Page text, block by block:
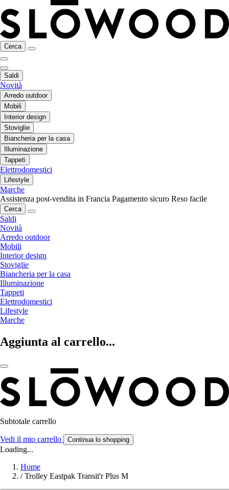
Cerca
Saldi
Novità
Arredo outdoor
Mobili
Interior design
Stoviglie
Biancheria per la casa
Illuminazione
Tappeti
Elettrodomestici
Lifestyle
Marche
Assistenza post-vendita in Francia Pagamento sicuro Reso facile
Cerca
Saldi
Novità
Arredo outdoor
Mobili
Interior design
Stoviglie
Biancheria per la casa
Illuminazione
Tappeti
Elettrodomestici
Lifestyle
Marche
Aggiunta al carrello...
Subtotale carrello
Vedi il mio carrello Continua lo shopping
Loading...
Home
/ Trolley Eastpak Transit'r Plus M